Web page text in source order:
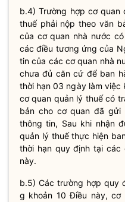
b.4) Trường hợp cơ quan
thuếphải nộp theo văn
của cơ quan nhà nước
các điều tương ứng của
tin của các cơ quan nhà
chưa đủ căn cứ để ban
thời hạn 03 ngày làm
cơ quan quản lý thuếcó
bản cho cơ quan đã gửi
thông tin, Sau khi nhận
quản lý thuếthực hiện
thời hạn quy định tại
này.
b.5) Các trường hợp quy
g khoản 10 Điều này, cơ